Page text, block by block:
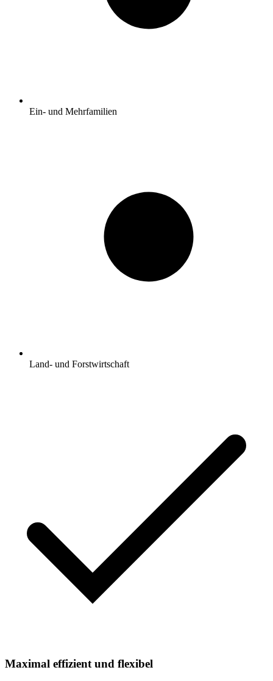
Ein- und Mehrfamilien
Land- und Forstwirtschaft
Maximal effizient und flexibel